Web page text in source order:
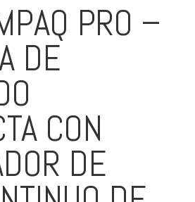
PRO –
DE
CON
DE